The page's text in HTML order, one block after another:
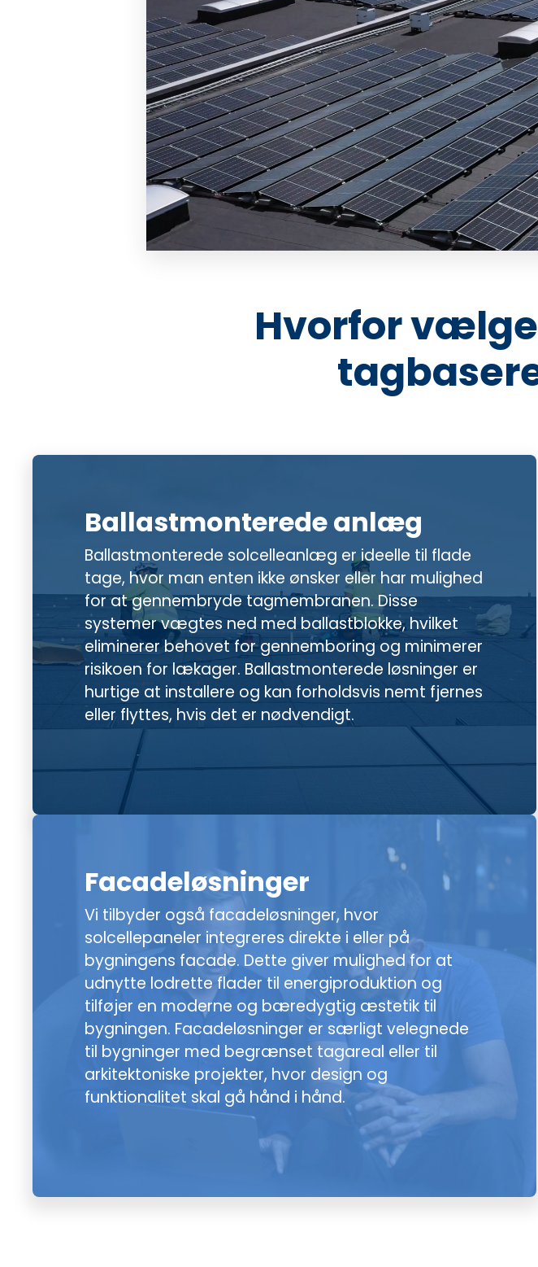
Hvorfor
Ballastmonterede anlæg
Ballastmonterede solcelleanlæg er ideelle til flade
tage, hvor man enten ikke ønsker eller har mulighed
for at gennembryde tagmembranen. Disse
systemer vægtes ned med ballastblokke, hvilket
eliminerer behovet for gennemboring og minimerer
risikoen for lækager. Ballastmonterede løsninger er
hurtige at installere og kan forholdsvis nemt fjernes
eller flyttes, hvis det er nødvendigt.
Facadeløsninger
Vi tilbyder også facadeløsninger, hvor
solcellepaneler integreres direkte i eller på
bygningens facade. Dette giver mulighed for at
udnytte lodrette flader til energiproduktion og
tilføjer en moderne og bæredygtig æstetik til
bygningen. Facadeløsninger er særligt velegnede
til bygninger med begrænset tagareal eller til
arkitektoniske projekter, hvor design og
funktionalitet skal gå hånd i hånd.